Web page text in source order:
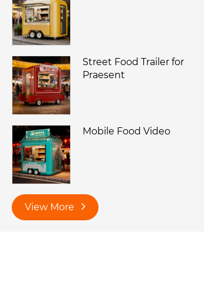
Street Food Trailer for
Praesent
Mobile Food Video
View More